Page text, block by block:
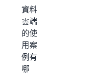
資料
雲端
的使
用案
例有
哪